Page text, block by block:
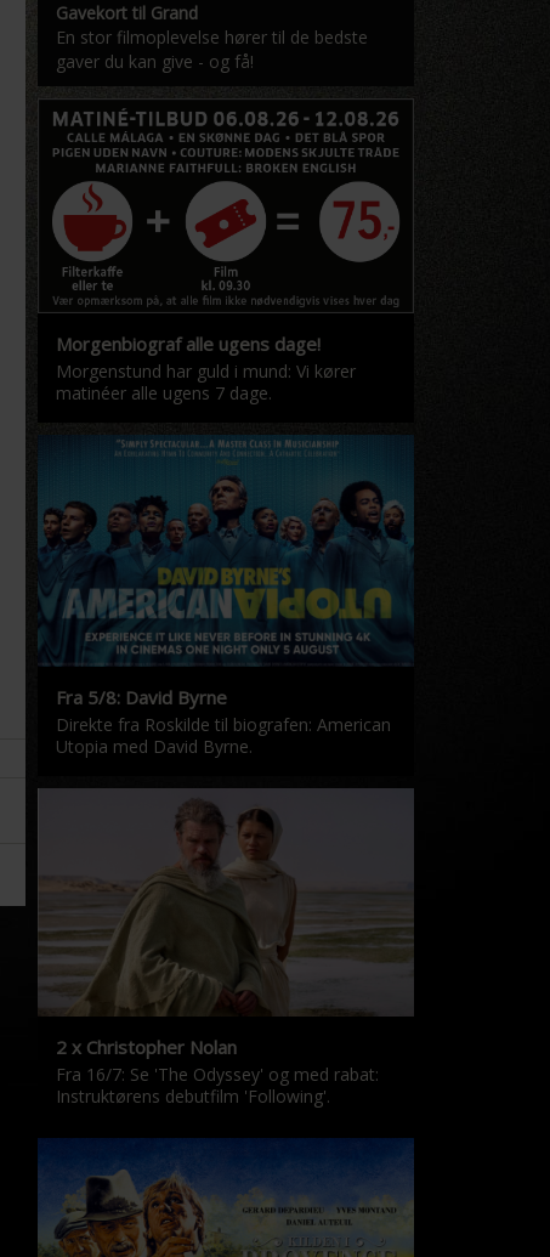
Gavekort til Grand
En stor filmoplevelse hører til de bedste
gaver du kan give - og få!
Morgenbiograf alle ugens dage!
Morgenstund har guld i mund: Vi kører
matinéer alle ugens 7 dage.
Fra 5/8: David Byrne
Direkte fra Roskilde til biografen: American
Utopia med David Byrne.
2 x Christopher Nolan
Fra 16/7: Se 'The Odyssey' og med rabat:
Instruktørens debutfilm 'Following'.